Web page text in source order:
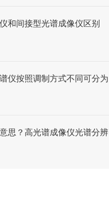
和间接型光谱成像仪区别
仪按照调制方式不同可分为
思？高光谱成像仪光谱分辨